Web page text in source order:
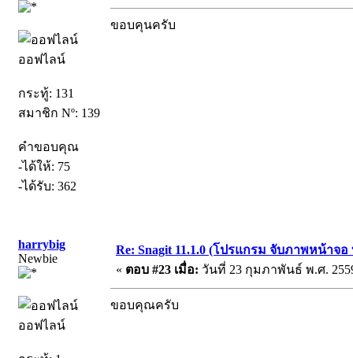
ออฟไลน์
กระทู้: 131
สมาชิก Nº: 139
คำขอบคุณ
-ได้ให้: 75
-ได้รับ: 362
ขอบคุนครับ
harrybig
Newbie
ออฟไลน์
Re: Snagit 11.1.0 (โปรแกรม จับภาพหน้าจ
« ตอบ #23 เมื่อ: วันที่ 23 กุมภาพันธ์ พ.ศ.
ขอบคุณครับ